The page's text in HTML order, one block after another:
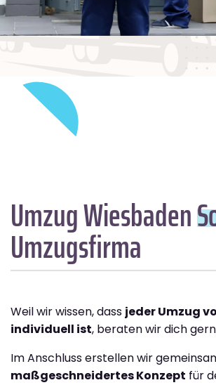
Umzug Wiesbaden
Umzugsfirma
Weil wir wissen, dass jeder Umzug
individuell ist, beraten wir dich
Im Anschluss erstellen wir
maßgeschneidertes Konzept für